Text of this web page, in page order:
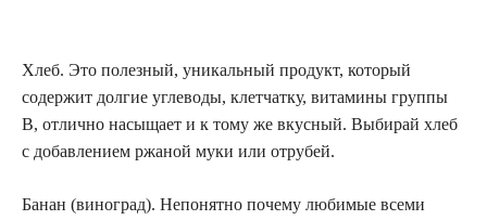
Хлеб. Это полезный, уникальный продукт, который
содержит долгие углеводы, клетчатку, витамины группы
В, отлично насыщает и к тому же вкусный. Выбирай хлеб
с добавлением ржаной муки или отрубей.
Банан (виноград). Непонятно почему любимые всеми